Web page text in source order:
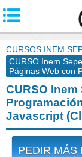
CURSOS INEM
CURSO Inem
Páginas Web con
CURSO
Javascript
PEDIR MÁS